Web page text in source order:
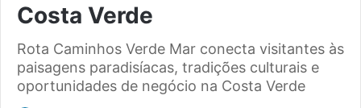
Costa Verde
Rota Caminhos Verde Mar conecta visitantes às
paisagens paradisíacas, tradições culturais e
oportunidades de negócio na Costa Verde